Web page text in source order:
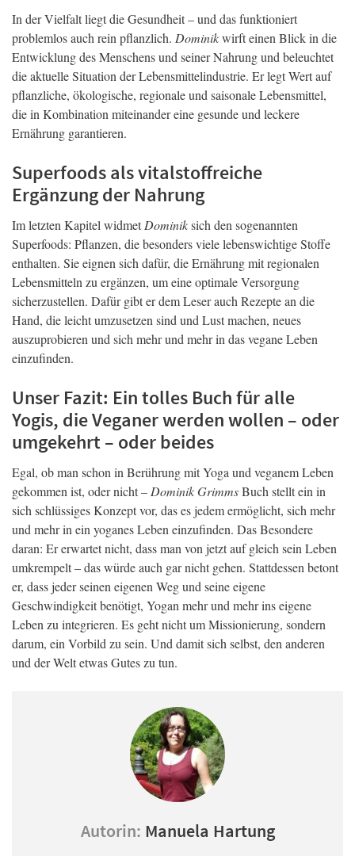
In der Vielfalt liegt die Gesundheit – und das funktioniert
problemlos auch rein pflanzlich. Dominikwirft einen Blick in die
Entwicklung des Menschens und seiner Nahrung und beleuchtet
die aktuelle Situation der Lebensmittelindustrie. Er legt Wert auf
pflanzliche, ökologische, regionale und saisonale Lebensmittel,
die in Kombination miteinander eine gesunde und leckere
Ernährung garantieren.
Superfoods als vitalstoffreiche
Ergänzung der Nahrung
Im letzten Kapitel widmetDominiksich den sogenannten
Superfoods: Pflanzen, die besonders viele lebenswichtige Stoffe
enthalten. Sie eignen sich dafür, die Ernährung mit regionalen
Lebensmitteln zu ergänzen, um eine optimale Versorgung
sicherzustellen. Dafür gibt er dem Leser auch Rezepte an die
Hand, die leicht umzusetzen sind und Lust machen, neues
auszuprobieren und sich mehr und mehr in das vegane Leben
einzufinden.
Unser Fazit: Ein tolles Buch für alle
Yogis, die Veganer werden wollen – oder
umgekehrt – oder beides
Egal, ob man schon in Berührung mit Yoga und veganem Leben
gekommen ist, oder nicht – Dominik GrimmsBuch stellt ein in
sich schlüssiges Konzept vor, das es jedem ermöglicht, sich mehr
und mehr in ein yoganes Leben einzufinden. Das Besondere
daran: Er erwartet nicht, dass man von jetzt auf gleich sein Leben
umkrempelt – das würde auch gar nicht gehen. Stattdessen betont
er, dass jeder seinen eigenen Weg und seine eigene
Geschwindigkeit benötigt, Yogan mehr und mehr ins eigene
Leben zu integrieren. Es geht nicht um Missionierung, sondern
darum, ein Vorbild zu sein. Und damit sich selbst, den anderen
und der Welt etwas Gutes zu tun.
Autorin: Manuela Hartung